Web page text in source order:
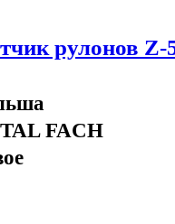
рулонов Z-
FACH